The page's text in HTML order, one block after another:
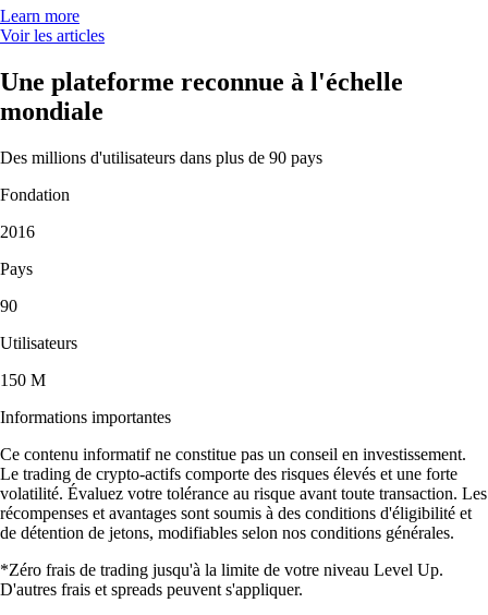
Learn more
Voir les articles
Une plateforme reconnue à l'échelle
mondiale
Des millions d'utilisateurs dans plus de 90 pays
Fondation
2016
Pays
90
Utilisateurs
150 M
Informations importantes
Ce contenu informatif ne constitue pas un conseil en investissement.
Le trading de crypto-actifs comporte des risques élevés et une forte
volatilité. Évaluez votre tolérance au risque avant toute transaction. Les
récompenses et avantages sont soumis à des conditions d'éligibilité et
de détention de jetons, modifiables selon nos conditions générales.
*Zéro frais de trading jusqu'à la limite de votre niveau Level Up.
D'autres frais et spreads peuvent s'appliquer.